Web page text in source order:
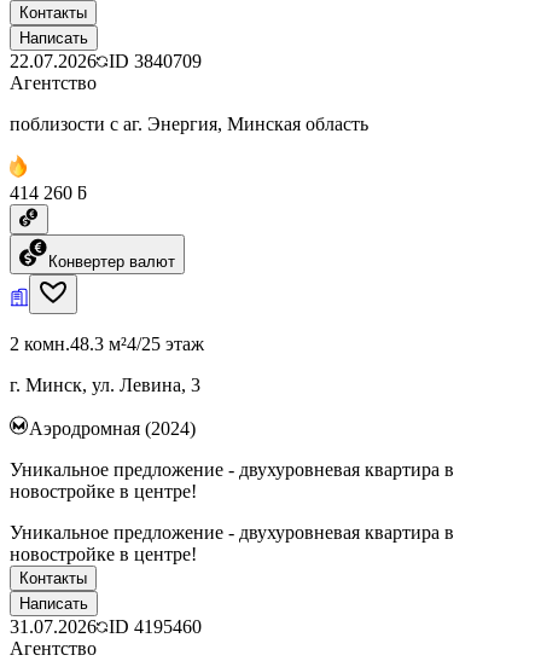
Контакты
Написать
22.07.2026 ID 3840709
Агентство
поблизости с аг. Энергия, Минская область
414 260 ƃ
Конвертер валют
2 комн.48.3 м²4/25 этаж
г. Минск, ул. Левина, 3
Аэродромная (2024)
Уникальное предложение - двухуровневая квартира в
новостройке в центре!
Уникальное предложение - двухуровневая квартира в
новостройке в центре!
Контакты
Написать
31.07.2026 ID 4195460
Агентство